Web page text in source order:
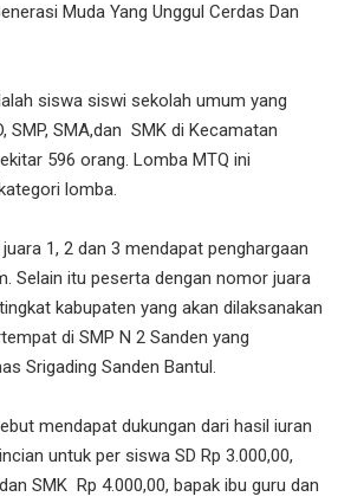
Muda Yang Unggul Cerdas Dan
siswa siswi sekolah umum yang
SMP, SMA,dan SMK di Kecamatan
596 orang. Lomba MTQ ini
lomba.
1, 2 dan 3 mendapat penghargaan
Selain itu peserta dengan nomor juara
kabupaten yang akan dilaksanakan
di SMP N 2 Sanden yang
Srigading Sanden Bantul.
mendapat dukungan dari hasil iuran
untuk per siswa SD Rp 3.000,00,
SMK Rp 4.000,00, bapak ibu guru dan